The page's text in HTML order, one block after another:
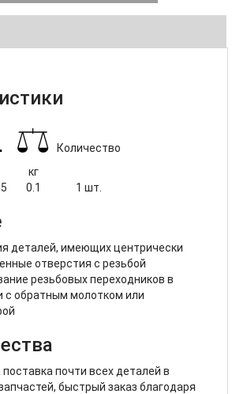
кг
Количество
0.1 1 шт.
деталей, имеющих центрически
отверстия с резьбой
резьбовых переходников в
с обратным молотком или
почти всех деталей в
быстрый заказ благодаря